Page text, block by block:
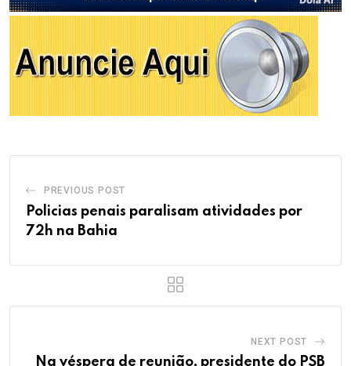
PREVIOUS POST
Policias penais paralisam atividades por
72h na Bahia
NEXT POST
Na véspera de reunião, presidente do PSB